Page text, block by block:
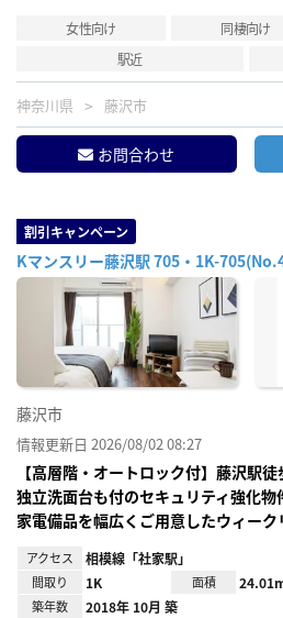
女性向け 同棲向け
駅近
神奈川県 藤沢市
お問合わせ
割引キャンペーン
Kマンスリー藤沢駅 705・1K-
藤沢市
情報更新日 2026/08/02 08:27
【高層階・オートロック付】藤沢駅
独立洗面台も付のセキュリティ強化
家電備品を幅広くご用意したウィーク
アクセス 相模線「社家駅」
間取り 1K 面積
築年数 2018年 10月 築